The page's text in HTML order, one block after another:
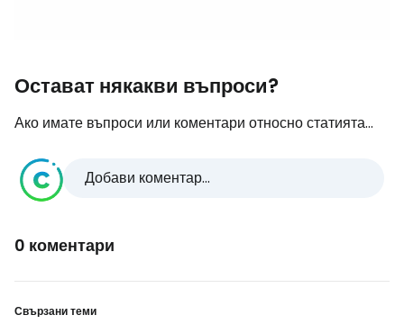
Остават някакви въпроси?
Ако имате въпроси или коментари относно статията...
Добави коментар...
0 коментари
Свързани теми